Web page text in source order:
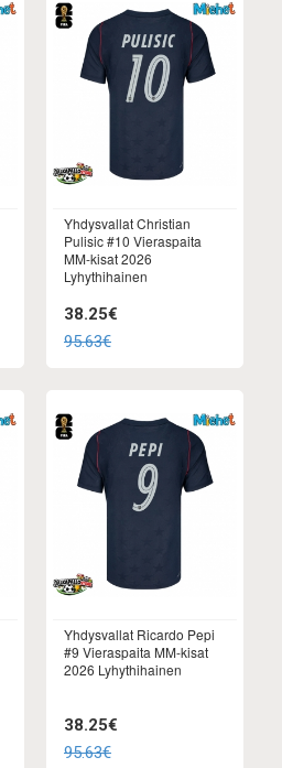
Yhdysvallat Christian
Pulisic #10 Vieraspaita
MM-kisat 2026
Lyhythihainen
38.25€
95.63€
Yhdysvallat Ricardo Pepi
#9 Vieraspaita MM-kisat
2026 Lyhythihainen
38.25€
95.63€